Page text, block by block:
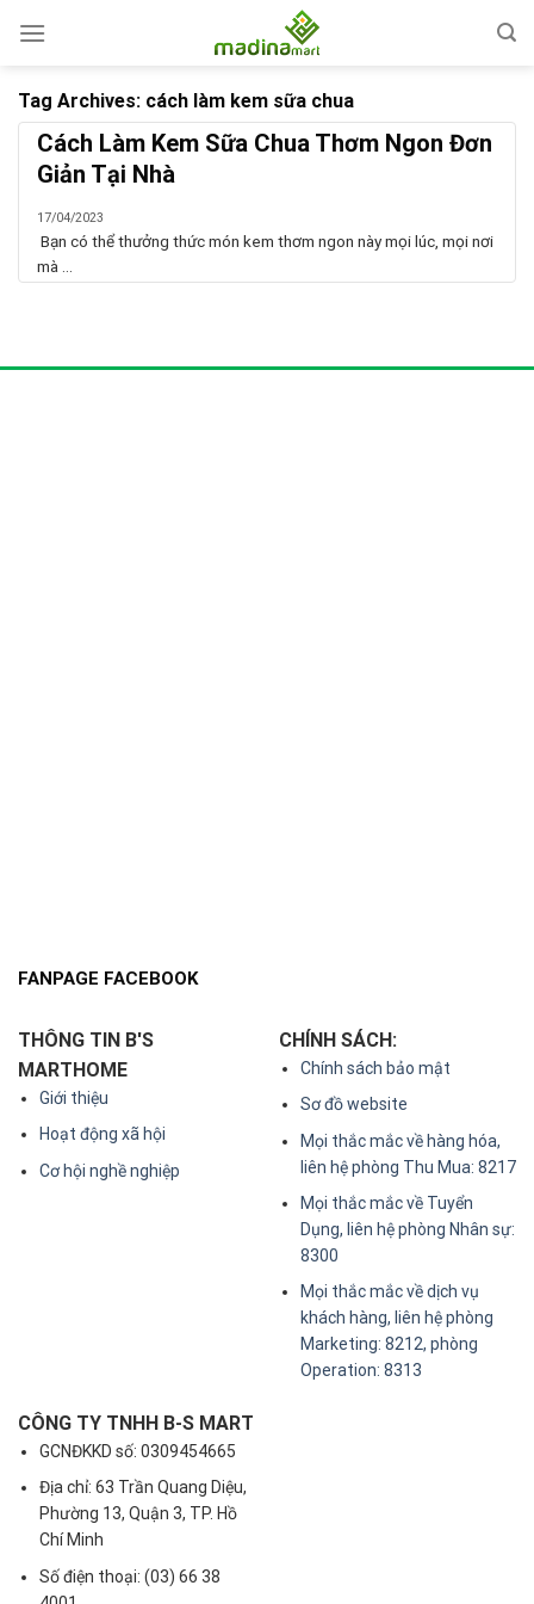
Tag Archives: cách làm kem sữa chua
Cách Làm Kem Sữa Chua Thơm Ngon Đơn
Giản Tại Nhà
17/04/2023
Bạn có thể thưởng thức món kem thơm ngon này mọi lúc, mọi nơi
mà ...
FANPAGE FACEBOOK
THÔNG TIN B'S
MARTHOME
Giới thiệu
Hoạt động xã hội
Cơ hội nghề nghiệp
CHÍNH SÁCH:
Chính sách bảo mật
Sơ đồ website
Mọi thắc mắc về hàng hóa,
liên hệ phòng Thu Mua: 8217
Mọi thắc mắc về Tuyển
Dụng, liên hệ phòng Nhân sự:
8300
Mọi thắc mắc về dịch vụ
khách hàng, liên hệ phòng
Marketing: 8212, phòng
Operation: 8313
CÔNG TY TNHH B-S MART
GCNĐKKD số: 0309454665
Địa chỉ: 63 Trần Quang Diệu,
Phường 13, Quận 3, TP. Hồ
Chí Minh
Số điện thoại: (03) 66 38